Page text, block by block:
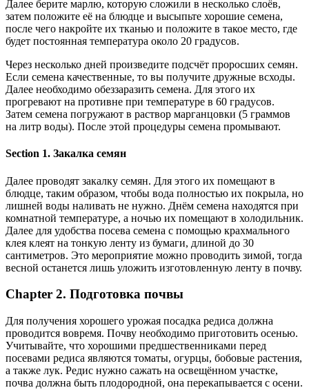
Далее берите марлю, которую сложили в несколько слоёв,
затем положите её на блюдце и высыпьте хорошие семена,
после чего накройте их тканью и положите в такое место, где
будет постоянная температура около 20 градусов.
Через несколько дней произведите подсчёт проросших семян.
Если семена качественные, то вы получите дружные всходы.
Далее необходимо обеззаразить семена. Для этого их
прогревают на противне при температуре в 60 градусов.
Затем семена погружают в раствор марганцовки (5 граммов
на литр воды). После этой процедуры семена промывают.
Section 1. Закалка семян
Далее проводят закалку семян. Для этого их помещают в
блюдце, таким образом, чтобы вода полностью их покрыла, но
лишней воды наливать не нужно. Днём семена находятся при
комнатной температуре, а ночью их помещают в холодильник.
Далее для удобства посева семена с помощью крахмального
клея клеят на тонкую ленту из бумаги, длиной до 30
сантиметров. Это мероприятие можно проводить зимой, тогда
весной останется лишь уложить изготовленную ленту в почву.
Chapter 2. Подготовка почвы
Для получения хорошего урожая посадка редиса должна
проводится вовремя. Почву необходимо приготовить осенью.
Учитывайте, что хорошими предшественниками перед
посевами редиса являются томаты, огурцы, бобовые растения,
а также лук. Редис нужно сажать на освещённом участке,
почва должна быть плодородной, она перекапывается с осени.